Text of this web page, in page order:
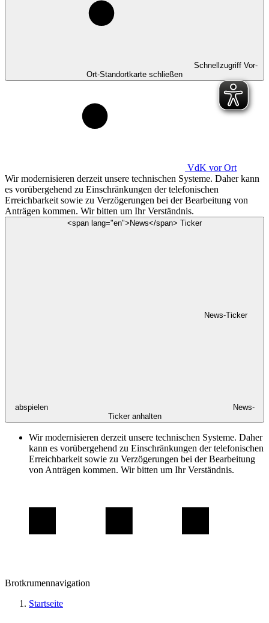
Schnellzugriff Vor-
Ort-Standortkarte schließen
VdK vor Ort
Wir modernisieren derzeit unsere technischen Systeme. Daher kann
es vorübergehend zu Einschränkungen der telefonischen
Erreichbarkeit sowie zu Verzögerungen bei der Bearbeitung von
Anträgen kommen. Wir bitten um Ihr Verständnis.
<span lang="en">News</span> Ticker
News-Ticker
abspielen
News-
Ticker anhalten
Wir modernisieren derzeit unsere technischen Systeme. Daher
kann es vorübergehend zu Einschränkungen der telefonischen
Erreichbarkeit sowie zu Verzögerungen bei der Bearbeitung
von Anträgen kommen. Wir bitten um Ihr Verständnis.
Brotkrumennavigation
Startseite